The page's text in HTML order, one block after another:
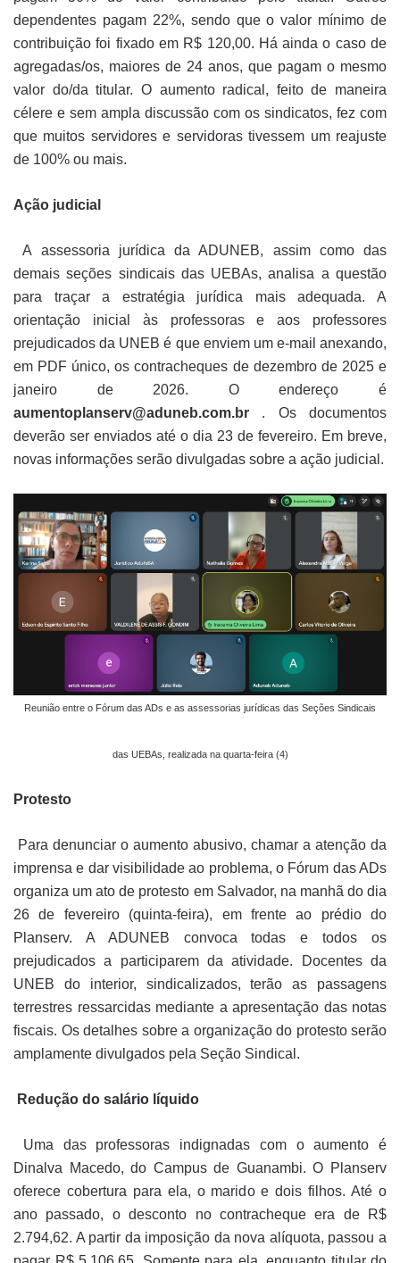
dependentes pagam 22%, sendo que o valor mínimo de
contribuição foi fixado em R$ 120,00. Há ainda o caso de
agregadas/os, maiores de 24 anos, que pagam o mesmo
valor do/da titular. O aumento radical, feito de maneira
célere e sem ampla discussão com os sindicatos, fez com
que muitos servidores e servidoras tivessem um reajuste
de 100% ou mais.
Ação judicial
A assessoria jurídica da ADUNEB, assim como das
demais seções sindicais das UEBAs, analisa a questão
para traçar a estratégia jurídica mais adequada. A
orientação inicial às professoras e aos professores
prejudicados da UNEB é que enviem um e-mail anexando,
em PDF único, os contracheques de dezembro de 2025 e
janeiro de 2026. O endereço é
aumentoplanserv@aduneb.com.br . Os documentos
deverão ser enviados até o dia 23 de fevereiro. Em breve,
novas informações serão divulgadas sobre a ação judicial.
Reunião entre o Fórum das ADs e as assessorias jurídicas das Seções Sindicais
das UEBAs, realizada na quarta-feira (4)
Protesto
Para denunciar o aumento abusivo, chamar a atenção da
imprensa e dar visibilidade ao problema, o Fórum das ADs
organiza um ato de protesto em Salvador, na manhã do dia
26 de fevereiro (quinta-feira), em frente ao prédio do
Planserv. A ADUNEB convoca todas e todos os
prejudicados a participarem da atividade. Docentes da
UNEB do interior, sindicalizados, terão as passagens
terrestres ressarcidas mediante a apresentação das notas
fiscais. Os detalhes sobre a organização do protesto serão
amplamente divulgados pela Seção Sindical.
Redução do salário líquido
Uma das professoras indignadas com o aumento é
Dinalva Macedo, do Campus de Guanambi. O Planserv
oferece cobertura para ela, o marido e dois filhos. Até o
ano passado, o desconto no contracheque era de R$
2.794,62. A partir da imposição da nova alíquota, passou a